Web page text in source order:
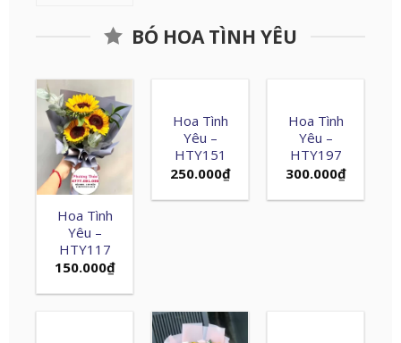
BÓ HOA TÌNH YÊU
Hoa Tình
Yêu –
HTY117
150.000₫
Hoa Tình
Yêu –
HTY151
250.000₫
Hoa Tình
Yêu –
HTY197
300.000₫